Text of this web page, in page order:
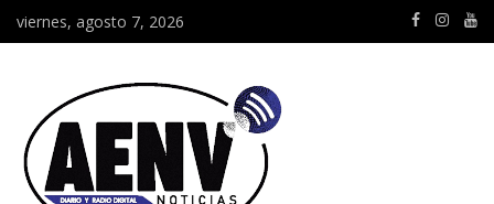
viernes, agosto 7, 2026